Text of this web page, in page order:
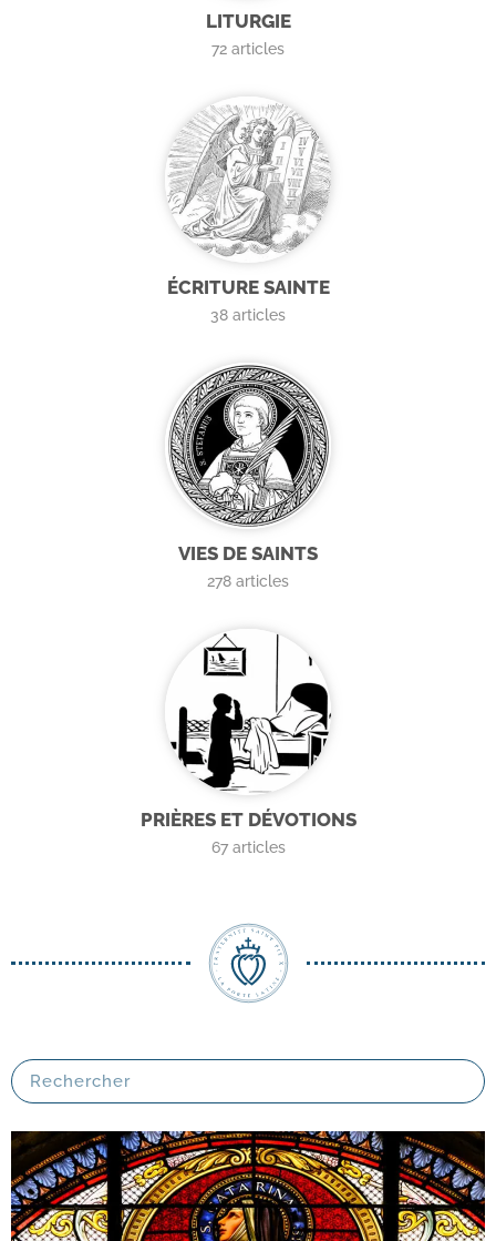
LITURGIE
72 articles
ÉCRITURE SAINTE
38 articles
VIES DE SAINTS
278 articles
PRIÈRES ET DÉVOTIONS
67articles